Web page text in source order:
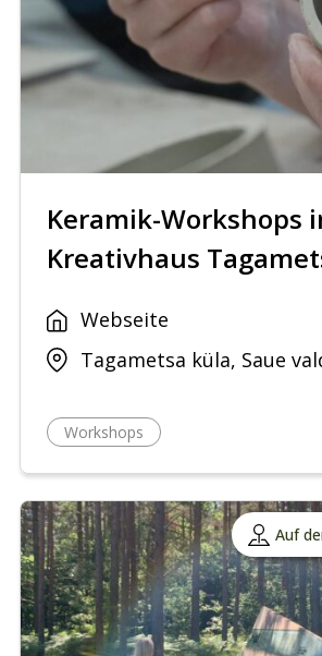
Keramik-Workshops
Kreativhaus
Webseite
Tagametsa küla, Saue
Workshops
Auf